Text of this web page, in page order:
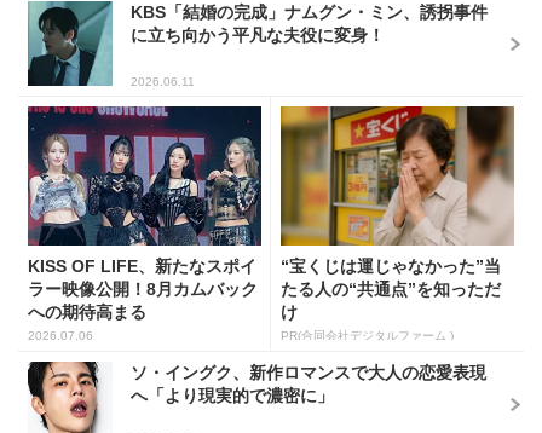
KBS「結婚の完成」ナムグン・ミン、誘拐事件
に立ち向かう平凡な夫役に変身！
2026.06.11
KISS OF LIFE、新たなスポイ
ラー映像公開！8月カムバック
への期待高まる
2026.07.06
“宝くじは運じゃなかった”当
たる人の“共通点”を知っただ
け
PR(合同会社デジタルファーム )
ソ・イングク、新作ロマンスで大人の恋愛表現
へ「より現実的で濃密に」